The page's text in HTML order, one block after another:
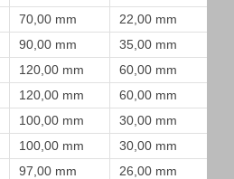
70,00 mm
22,00 mm
90,00 mm
35,00 mm
120,00 mm
60,00 mm
120,00 mm
60,00 mm
100,00 mm
30,00 mm
100,00 mm
30,00 mm
97,00 mm
26,00 mm